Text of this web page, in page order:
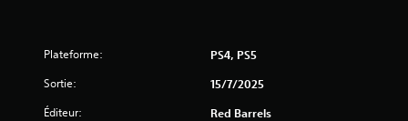
Plateforme: PS4, PS5
Sortie: 15/7/2025
Éditeur: Red Barrels